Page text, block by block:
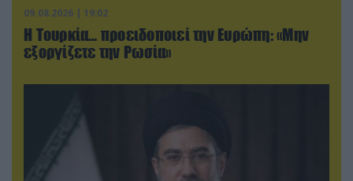
09.08.2026 | 19:02
Η Τουρκία… προειδοποιεί την Ευρώπη: «Μην
εξοργίζετε την Ρωσία»